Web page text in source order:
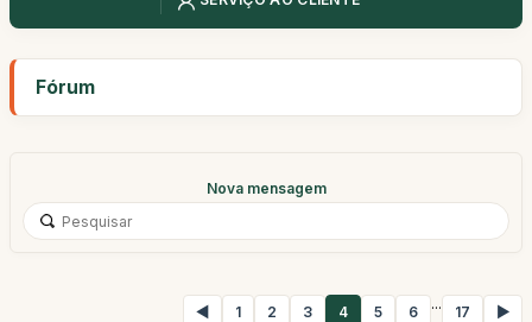
Fórum
Nova mensagem
◀ 1 2 3 4 5 6 ... 17 ▶